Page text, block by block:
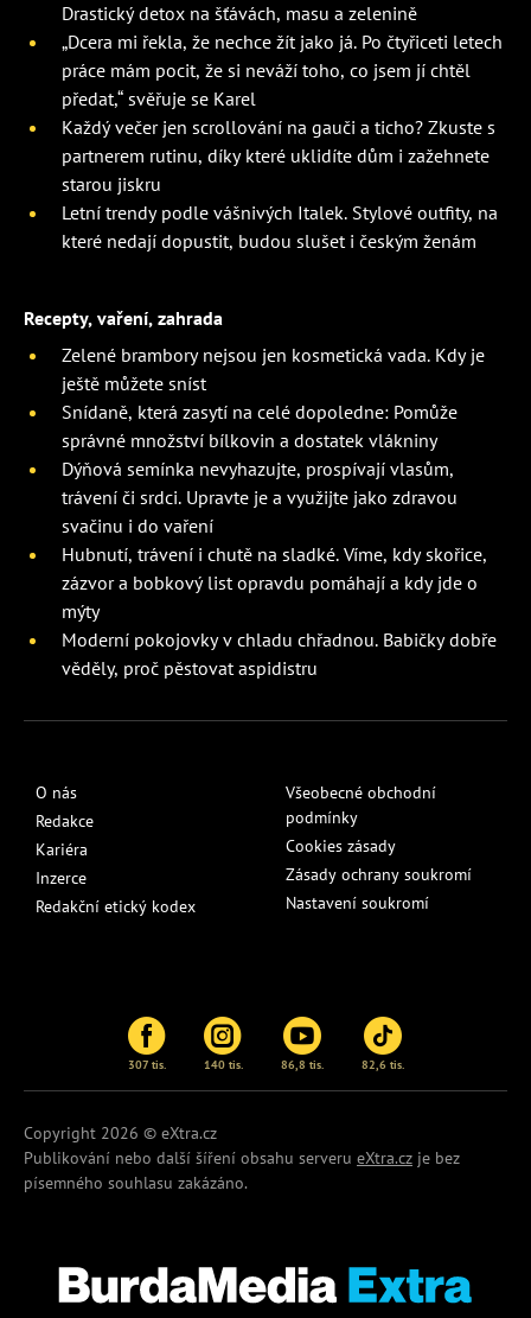
Drastický detox na šťávách, masu a zelenině
„Dcera mi řekla, že nechce žít jako já. Po čtyřiceti letech
práce mám pocit, že si neváží toho, co jsem jí chtěl
předat,“ svěřuje se Karel
Každý večer jen scrollování na gauči a ticho? Zkuste s
partnerem rutinu, díky které uklidíte dům i zažehnete
starou jiskru
Letní trendy podle vášnivých Italek. Stylové outfity, na
které nedají dopustit, budou slušet i českým ženám
Recepty, vaření, zahrada
Zelené brambory nejsou jen kosmetická vada. Kdy je
ještě můžete sníst
Snídaně, která zasytí na celé dopoledne: Pomůže
správné množství bílkovin a dostatek vlákniny
Dýňová semínka nevyhazujte, prospívají vlasům,
trávení či srdci. Upravte je a využijte jako zdravou
svačinu i do vaření
Hubnutí, trávení i chutě na sladké. Víme, kdy skořice,
zázvor a bobkový list opravdu pomáhají a kdy jde o
mýty
Moderní pokojovky v chladu chřadnou. Babičky dobře
věděly, proč pěstovat aspidistru
O nás
Redakce
Kariéra
Inzerce
Redakční etický kodex
Všeobecné obchodní
podmínky
Cookies zásady
Zásady ochrany soukromí
Nastavení soukromí
307 tis. 140 tis. 86,8 tis. 82,6 tis.
Copyright 2026 © eXtra.cz
Publikování nebo další šíření obsahu serveru eXtra.cz je bez
písemného souhlasu zakázáno.